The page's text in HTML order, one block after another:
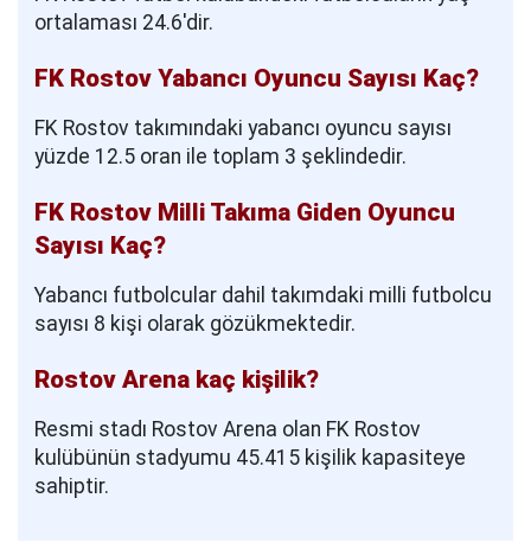
ortalaması 24.6'dir.
FK Rostov Yabancı Oyuncu Sayısı Kaç?
FK Rostov takımındaki yabancı oyuncu sayısı
yüzde 12.5 oran ile toplam 3 şeklindedir.
FK Rostov Milli Takıma Giden Oyuncu
Sayısı Kaç?
Yabancı futbolcular dahil takımdaki milli futbolcu
sayısı 8 kişi olarak gözükmektedir.
Rostov Arena kaç kişilik?
Resmi stadı Rostov Arena olan FK Rostov
kulübünün stadyumu 45.415 kişilik kapasiteye
sahiptir.